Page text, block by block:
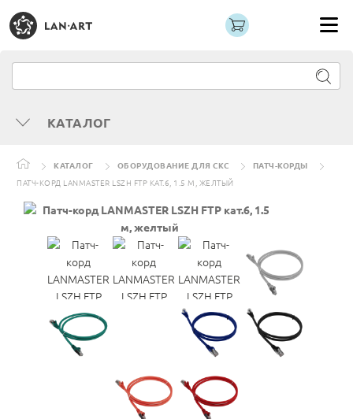
КАТАЛОГ
КАТАЛОГ ОБОРУДОВАНИЕ ДЛЯ СКС
ПАТЧ-КОРДЫ
ПАТЧ-КОРД LANMASTER LSZH FTP КАТ.6, 1.5 М, ЖЕЛТЫЙ